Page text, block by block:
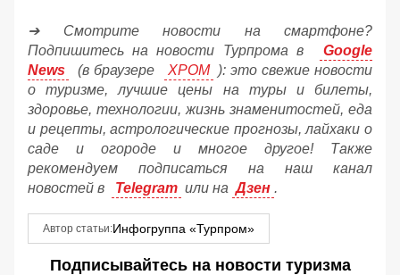
➔ Смотрите новости на смартфоне?
Подпишитесь на новости Турпрома в
Google
News
(в браузере ХРОМ
): это свежие новости
о туризме, лучшие цены на туры и билеты,
здоровье, технологии, жизнь знаменитостей, еда
и рецепты, астрологические прогнозы, лайхаки о
саде и огороде и многое другое! Также
рекомендуем подписаться на наш канал
новостей в
Telegram или на Дзен .
Автор статьи:Инфогруппа «Турпром»
Подписывайтесь на новости туризма